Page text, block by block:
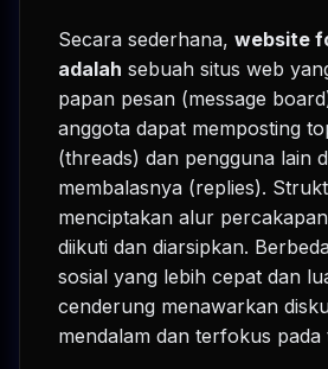
Secara sederhana, website
adalah sebuah situs web
papan pesan (message
anggota dapat memposting
(threads) dan pengguna lain
membalasnya (replies).
menciptakan alur
diikuti dan diarsipkan.
sosial yang lebih cepat dan
cenderung menawarkan
mendalam dan terfokus